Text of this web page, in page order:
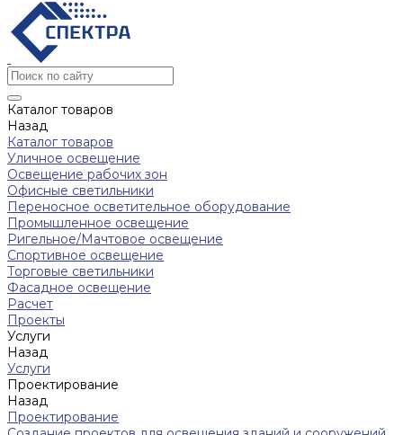
Каталог товаров
Назад
Каталог товаров
Уличное освещение
Освещение рабочих зон
Офисные светильники
Переносное осветительное оборудование
Промышленное освещение
Ригельное/Мачтовое освещение
Спортивное освещение
Торговые светильники
Фасадное освещение
Расчет
Проекты
Услуги
Назад
Услуги
Проектирование
Назад
Проектирование